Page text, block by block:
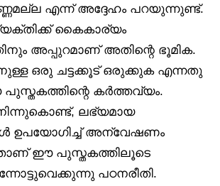
എന്ന് അദ്ദേഹം പറയുന്നുണ്ട്.
കൈകാര്യം
അപ്പുറമാണ് അതിന്റെ ഭൂമിക.
ഒരു ചട്ടക്കൂട് ഒരുക്കുക എന്നതു
കർത്തവ്യം.
ലഭ്യമായ
ഉപയോഗിച്ച് അന്വേഷണം
ഈ പുസ്തകത്തിലൂടെ
പഠനരീതി.